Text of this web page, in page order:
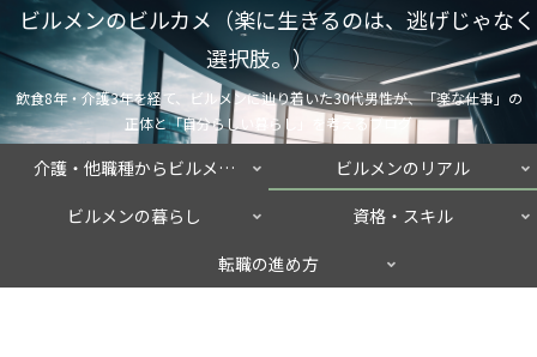
ビルメンのビルカメ（楽に生きるのは、逃げじゃなく
選択肢。）
飲食8年・介護3年を経て、ビルメンに辿り着いた30代男性が、「楽な仕事」の
正体と「自分らしい暮らし」を考えるブログ
介護・他職種からビルメンへ
ビルメンのリアル
ビルメンの暮らし
資格・スキル
転職の進め方